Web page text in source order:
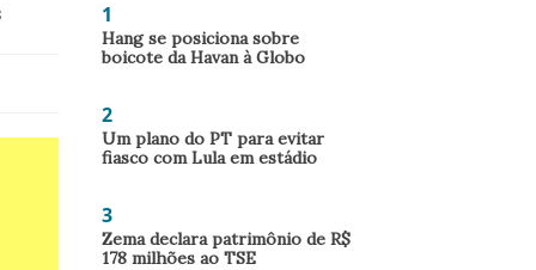
1
Hang se posiciona sobre
boicote da Havan à Globo
2
Um plano do PT para evitar
fiasco com Lula em estádio
3
Zema declara patrimônio de R$
178 milhões ao TSE